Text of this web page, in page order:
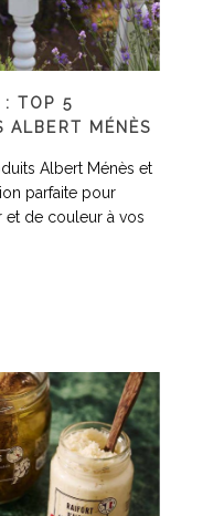
: TOP 5
ALBERT MÉNÈS
Albert Ménès et
parfaite pour
et de couleur à vos